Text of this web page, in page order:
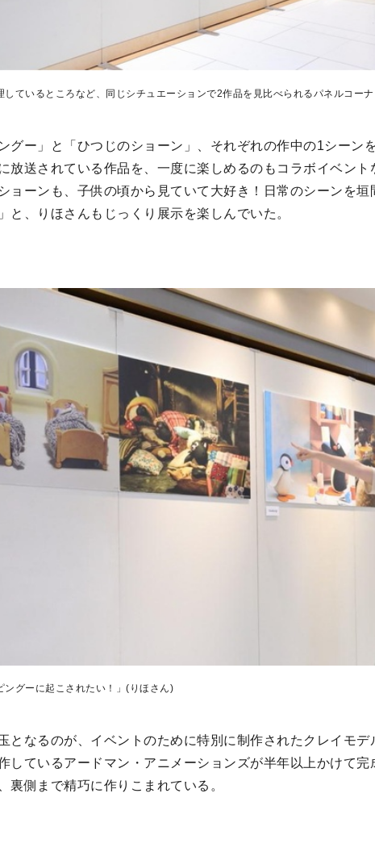
しているところなど、同じシチュエーションで2作品を見比べられるパネルコー
グー」と「ひつじのショーン」、それぞれの作中の1シーン
放送されている作品を、一度に楽しめるのもコラボイベント
ョーンも、子供の頃から見ていて大好き！日常のシーンを垣
と、りほさんもじっくり展示を楽しんでいた。
ングーに起こされたい！」(りほさん)
となるのが、イベントのために特別に制作されたクレイモデ
しているアードマン・アニメーションズが半年以上かけて完
裏側まで精巧に作りこまれている。